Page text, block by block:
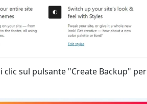
sul pulsante "Create Backup" per